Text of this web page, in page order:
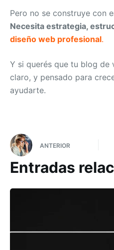
Pero no se construye con
Necesita estrategia,
diseño web profesional.
Y si querés que tu blog de
claro, y pensado para
ayudarte.
ANTERIOR
Entradas